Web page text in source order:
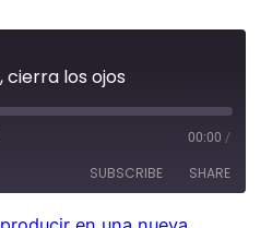
cierra los ojos
00:00 /
SUBSCRIBE SHARE